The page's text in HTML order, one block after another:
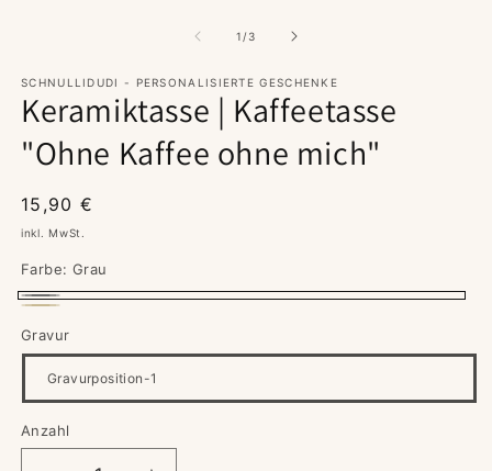
1 /von
3
SCHNULLIDUDI - PERSONALISIERTE GESCHENKE
Keramiktasse | Kaffeetasse
"Ohne Kaffee ohne mich"
Normaler
Preis
15,90 €
inkl. MwSt.
Farbe: Grau
Grau
Gravur
Anzahl